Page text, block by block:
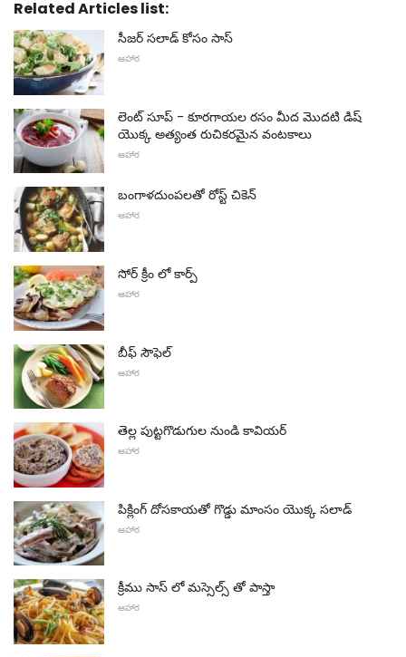
Related Articles list:
సీజర్ సలాడ్ కోసం సాస్
ఆహార
లెంట్ సూప్ - కూరగాయల రసం మీద మొదటి డిష్
యొక్క అత్యంత రుచికరమైన వంటకాలు
ఆహార
బంగాళదుంపలతో రోస్ట్ చికెన్
ఆహార
సోర్ క్రీం లో కార్ప్
ఆహార
బీఫ్ సౌఫెల్
ఆహార
తెల్ల పుట్టగొడుగుల నుండి కావియర్
ఆహార
పిక్లింగ్ దోసకాయతో గొడ్డు మాంసం యొక్క సలాడ్
ఆహార
క్రీము సాస్ లో మస్సెల్స్ తో పాస్తా
ఆహార